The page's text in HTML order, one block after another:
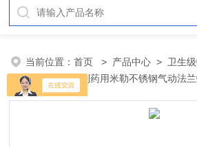
当前位置：首页 > 产品中心 > 卫生
阀
> 卫生级制药用米勒不锈钢气动法